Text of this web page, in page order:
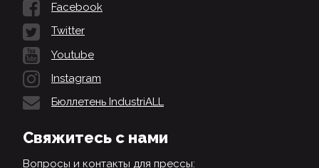
Facebook
Twitter
Youtube
Instagram
Бюллетень IndustriALL
Свяжитесь с нами
Вопросы и контакты для прессы: